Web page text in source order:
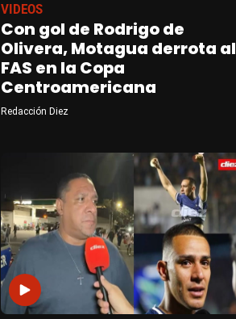
VIDEOS
Con gol de Rodrigo de
Olivera, Motagua derrota al
FAS en la Copa
Centroamericana
Redacción Diez